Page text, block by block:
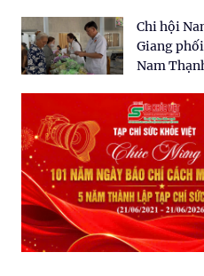
dân tại xã
Chi hội
Giang
Nam
nhân dân